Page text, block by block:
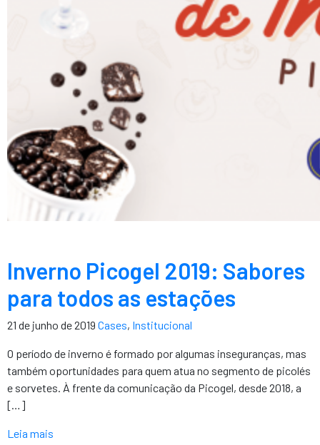
Inverno Picogel 2019: Sabores
para todos as estações
21 de junho de 2019 Cases, Institucional
O período de inverno é formado por algumas inseguranças, mas
também oportunidades para quem atua no segmento de picolés
e sorvetes. À frente da comunicação da Picogel, desde 2018, a
[…]
Leia mais